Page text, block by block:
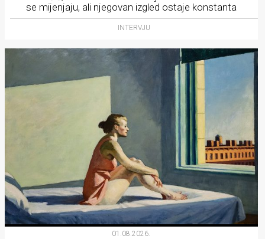
se mijenjaju, ali njegovan izgled ostaje konstanta
INTERVJU
01.08.2026.